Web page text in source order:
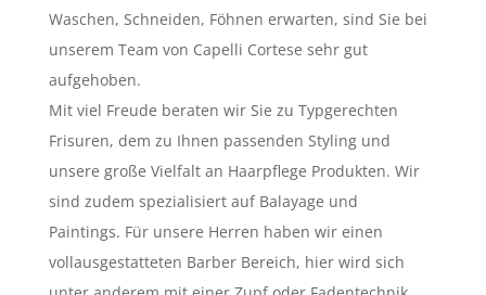
Waschen, Schneiden, Föhnen erwarten, sind Sie bei
unserem Team von Capelli Cortese sehr gut
aufgehoben.
Mit viel Freude beraten wir Sie zu Typgerechten
Frisuren, dem zu Ihnen passenden Styling und
unsere große Vielfalt an Haarpflege Produkten. Wir
sind zudem spezialisiert auf Balayage und
Paintings. Für unsere Herren haben wir einen
vollausgestatteten Barber Bereich, hier wird sich